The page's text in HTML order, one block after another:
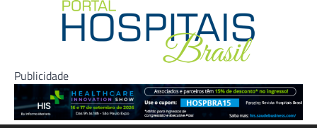
Publicidade